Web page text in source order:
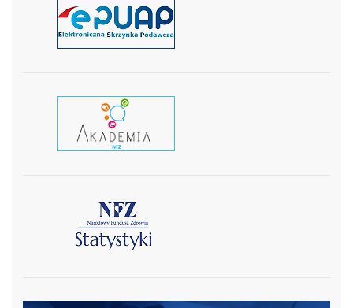
czytaj więcej
czytaj więcej